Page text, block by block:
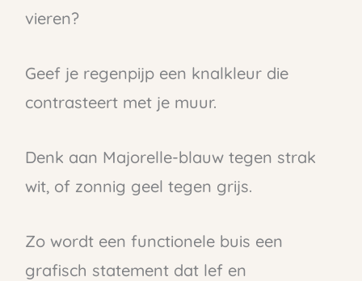
vieren?
Geef je regenpijp een knalkleur die
contrasteert met je muur.
Denk aan Majorelle-blauw tegen strak
wit, of zonnig geel tegen grijs.
Zo wordt een functionele buis een
grafisch statement dat lef en